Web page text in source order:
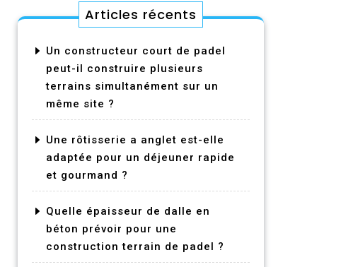
Articles récents
Un constructeur court de padel
peut-il construire plusieurs
terrains simultanément sur un
même site ?
Une rôtisserie a anglet est-elle
adaptée pour un déjeuner rapide
et gourmand ?
Quelle épaisseur de dalle en
béton prévoir pour une
construction terrain de padel ?